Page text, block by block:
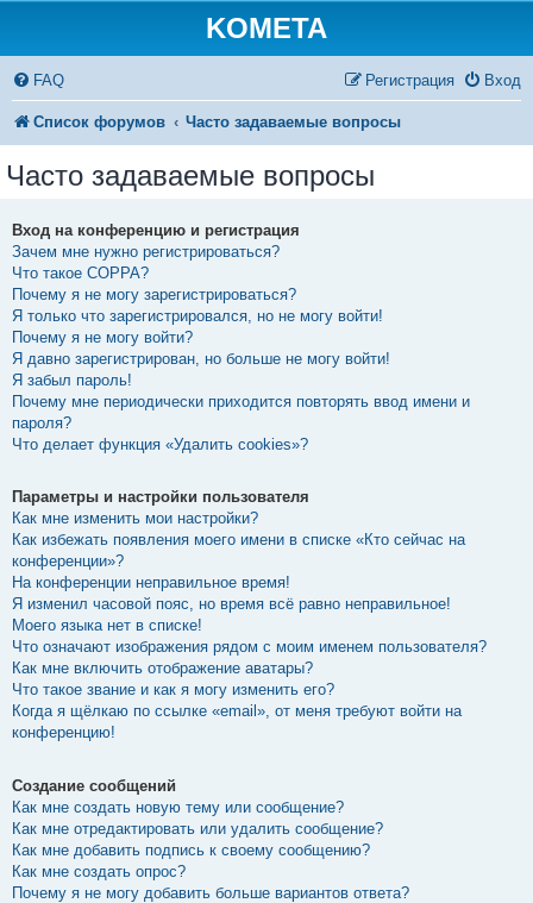
KOMETA
FAQ Вход
Регистрация
Список форумов Часто задаваемые вопросы
Часто задаваемые вопросы
Вход на конференцию и регистрация
Зачем мне нужно регистрироваться?
Что такое COPPA?
Почему я не могу зарегистрироваться?
Я только что зарегистрировался, но не могу войти!
Почему я не могу войти?
Я давно зарегистрирован, но больше не могу войти!
Я забыл пароль!
Почему мне периодически приходится повторять ввод имени и
пароля?
Что делает функция «Удалить cookies»?
Параметры и настройки пользователя
Как мне изменить мои настройки?
Как избежать появления моего имени в списке «Кто сейчас на
конференции»?
На конференции неправильное время!
Я изменил часовой пояс, но время всё равно неправильное!
Моего языка нет в списке!
Что означают изображения рядом с моим именем пользователя?
Как мне включить отображение аватары?
Что такое звание и как я могу изменить его?
Когда я щёлкаю по ссылке «email», от меня требуют войти на
конференцию!
Создание сообщений
Как мне создать новую тему или сообщение?
Как мне отредактировать или удалить сообщение?
Как мне добавить подпись к своему сообщению?
Как мне создать опрос?
Почему я не могу добавить больше вариантов ответа?